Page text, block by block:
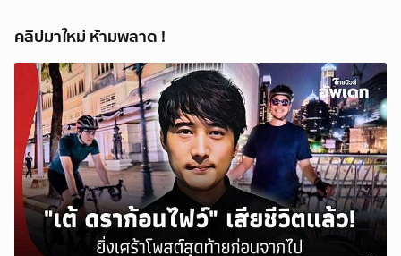
คลิปมาใหม่ ห้ามพลาด !